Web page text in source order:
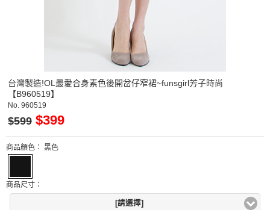
台灣製造!OL最愛合身素色後開岔仔窄裙~funsgirl芳子時尚
【B960519】
No. 960519
$599 $399
商品顏色： 黑色
商品尺寸：
[請選擇]